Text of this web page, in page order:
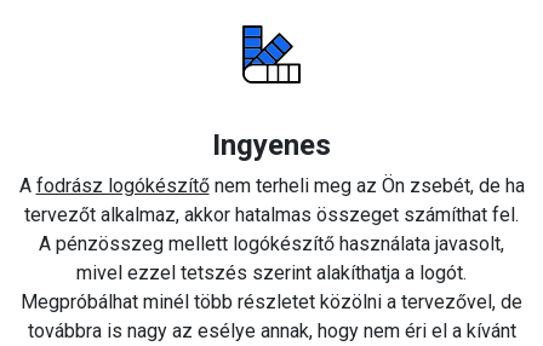
Ingyenes
A fodrász logókészítőnem terheli meg az Ön zsebét, de ha
tervezőt alkalmaz, akkor hatalmas összeget számíthat fel.
A pénzösszeg mellett logókészítő használata javasolt,
mivel ezzel tetszés szerint alakíthatja a logót.
Megpróbálhat minél több részletet közölni a tervezővel, de
továbbra is nagy az esélye annak, hogy nem éri el a kívánt